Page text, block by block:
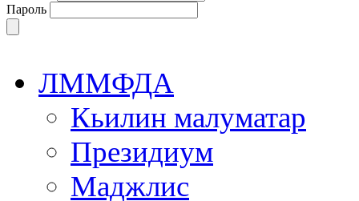
Пароль
ЛММФДА
Кьилин малуматар
Президиум
Маджлис